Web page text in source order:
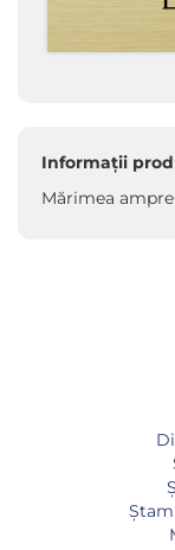
Informații
Mărimea